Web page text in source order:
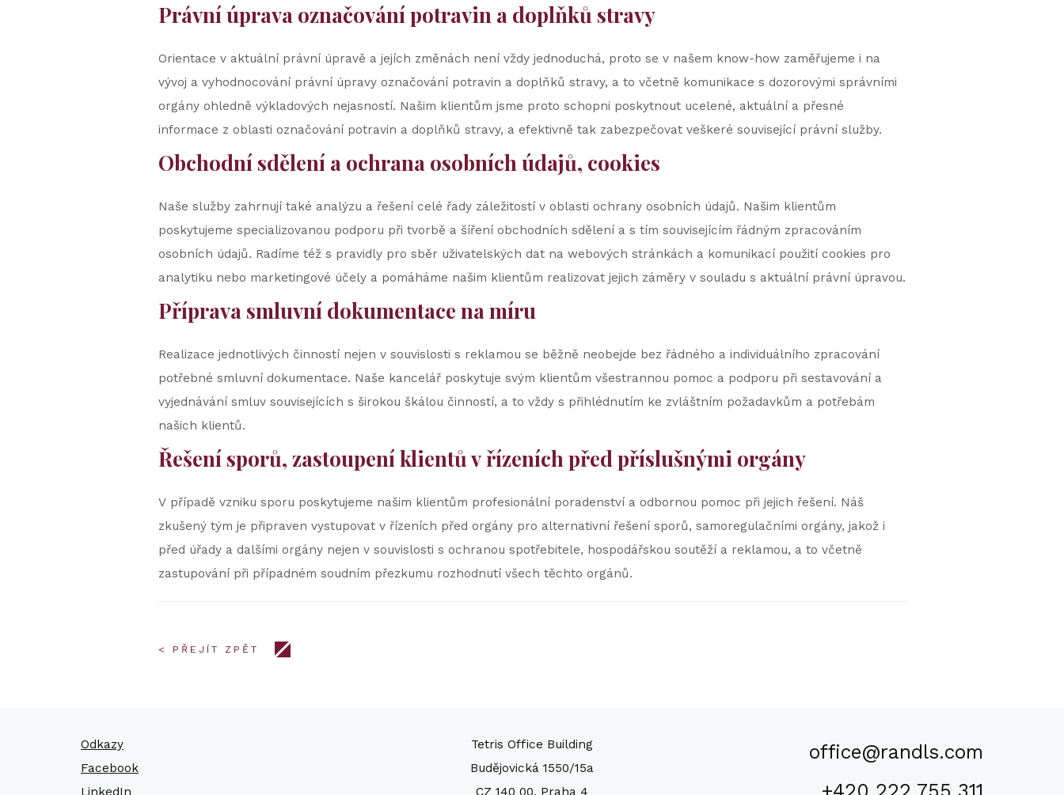
Právní úprava označování potravin a doplňků stravy
Orientace v aktuální právní úpravě a jejích změnách není vždy jednoduchá, proto se v našem know-how zaměřujeme i na
vývoj a vyhodnocování právní úpravy označování potravin a doplňků stravy, a to včetně komunikace s dozorovými správními
orgány ohledně výkladových nejasností. Našim klientům jsme proto schopni poskytnout ucelené, aktuální a přesné
informace z oblasti označování potravin a doplňků stravy, a efektivně tak zabezpečovat veškeré související právní služby.
Obchodní sdělení a ochrana osobních údajů, cookies
Naše služby zahrnují také analýzu a řešení celé řady záležitostí v oblasti ochrany osobních údajů. Našim klientům
poskytujeme specializovanou podporu při tvorbě a šíření obchodních sdělení a s tím souvisejícím řádným zpracováním
osobních údajů. Radíme též s pravidly pro sběr uživatelských dat na webových stránkách a komunikací použití cookies pro
analytiku nebo marketingové účely a pomáháme našim klientům realizovat jejich záměry v souladu s aktuální právní úpravou.
Příprava smluvní dokumentace na míru
Realizace jednotlivých činností nejen v souvislosti s reklamou se běžně neobejde bez řádného a individuálního zpracování
potřebné smluvní dokumentace. Naše kancelář poskytuje svým klientům všestrannou pomoc a podporu při sestavování a
vyjednávání smluv souvisejících s širokou škálou činností, a to vždy s přihlédnutím ke zvláštním požadavkům a potřebám
našich klientů.
Řešení sporů, zastoupení klientů v řízeních před příslušnými orgány
V případě vzniku sporu poskytujeme našim klientům profesionální poradenství a odbornou pomoc při jejich řešení. Náš
zkušený tým je připraven vystupovat v řízeních před orgány pro alternativní řešení sporů, samoregulačními orgány, jakož i
před úřady a dalšími orgány nejen v souvislosti s ochranou spotřebitele, hospodářskou soutěží a reklamou, a to včetně
zastupování při případném soudním přezkumu rozhodnutí všech těchto orgánů.
< PŘEJÍT ZPĚT
Odkazy
Facebook
LinkedIn
Tetris Office Building
Budějovická 1550/15a
CZ 140 00, Praha 4
office@randls.com